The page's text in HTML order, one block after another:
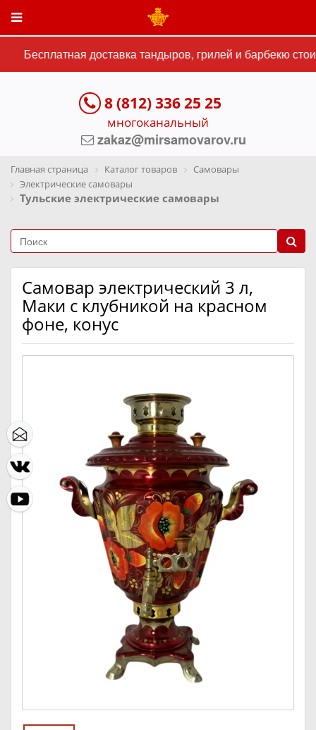
Бесплатная доставка тандыров, грилей и барбекю
8 (812) 336 25 25
многоканальный
zakaz@mirsamovarov.ru
Главная страница Каталог товаров
Самовары
Электрические самовары
Тульские электрические самовары
Самовар электрический 3 л,
Маки с клубникой на красном
фоне, конус